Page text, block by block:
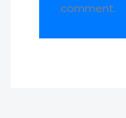
comment.